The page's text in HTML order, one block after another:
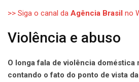
>> Siga o canal da Agência Brasil no
Violência e abuso
O longa fala de violência doméstica
contando o fato do ponto de vista